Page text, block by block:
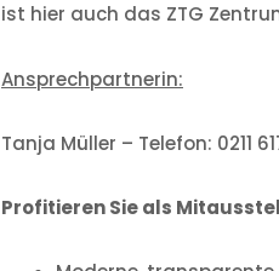
ist hier auch das ZTG
Ansprechpartnerin:
Tanja Müller – Telefon: 0211
Profitieren Sie als